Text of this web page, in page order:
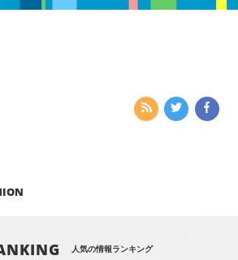
人気の情報ランキング